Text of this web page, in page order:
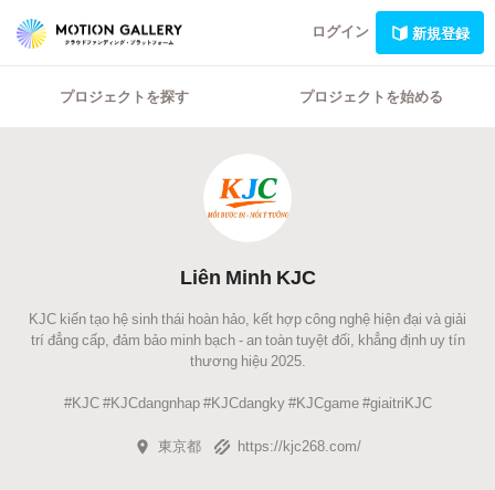
ログイン 新規登録
プロジェクトを探す プロジェクトを始める
Liên Minh KJC
KJC kiến tạo hệ sinh thái hoàn hảo, kết hợp công nghệ hiện đại và giải
trí đẳng cấp, đảm bảo minh bạch - an toàn tuyệt đối, khẳng định uy tín
thương hiệu 2025.
#KJC #KJCdangnhap #KJCdangky #KJCgame #giaitriKJC
東京都 https://kjc268.com/